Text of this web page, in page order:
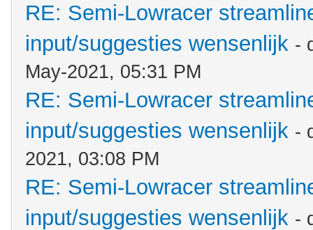
RE: Semi-Lowracer
input/suggesties wensenlijk -
May-2021, 05:31 PM
RE: Semi-Lowracer
input/suggesties wensenlijk -
2021, 03:08 PM
RE: Semi-Lowracer
input/suggesties wensenlijk -